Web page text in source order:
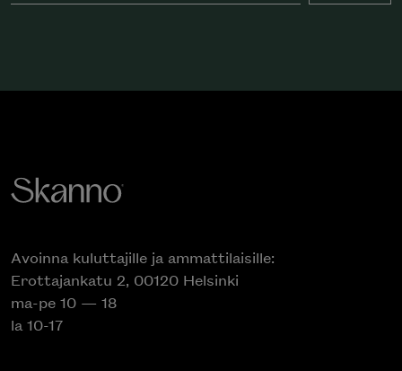
Avoinna kuluttajille ja ammattilaisille:
Erottajankatu 2, 00120 Helsinki
ma-pe 10 — 18
la 10-17